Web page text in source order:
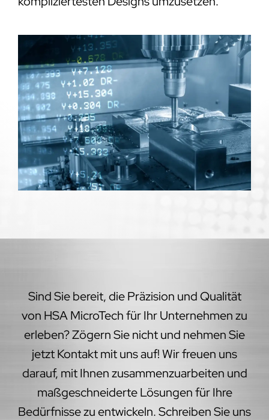
Sind Sie bereit, die Präzision und Qualität
von HSA MicroTech für Ihr Unternehmen zu
erleben? Zögern Sie nicht und nehmen Sie
jetzt Kontakt mit uns auf! Wir freuen uns
darauf, mit Ihnen zusammenzuarbeiten und
maßgeschneiderte Lösungen für Ihre
Bedürfnisse zu entwickeln. Schreiben Sie uns